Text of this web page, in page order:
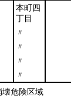
本町四
丁目
〃
〃
〃
〃
危険区域